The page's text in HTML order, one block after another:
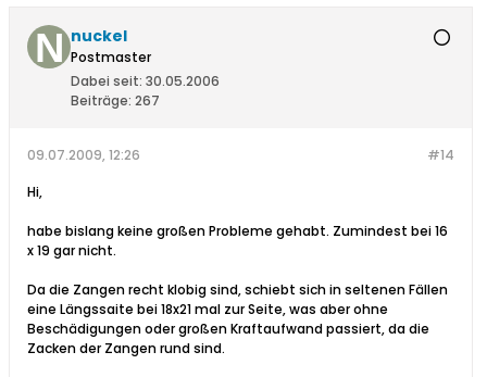
nuckel
Postmaster
Dabei seit: 30.05.2006
Beiträge: 267
#14
09.07.2009, 12:26
Hi,
habe bislang keine großen Probleme gehabt. Zumindest bei 16
x 19 gar nicht.
Da die Zangen recht klobig sind, schiebt sich in seltenen Fällen
eine Längssaite bei 18x21 mal zur Seite, was aber ohne
Beschädigungen oder großen Kraftaufwand passiert, da die
Zacken der Zangen rund sind.